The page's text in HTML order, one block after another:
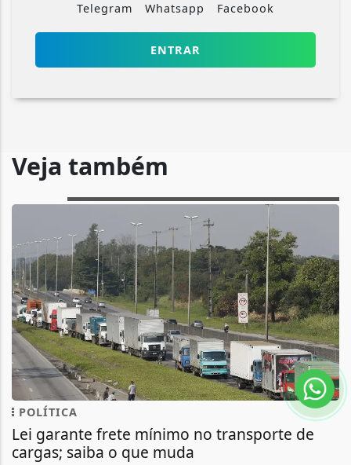
Telegram Whatsapp Facebook
ENTRAR
Veja também
POLÍTICA
Lei garante frete mínimo no transporte de
cargas; saiba o que muda